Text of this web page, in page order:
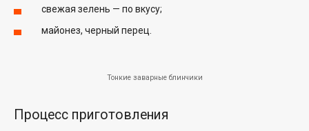
свежая зелень — по вкусу;
майонез, черный перец.
Тонкие заварные блинчики
Процесс приготовления